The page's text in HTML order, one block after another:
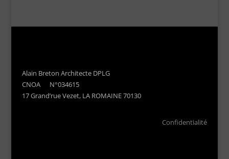
Alain Breton Architecte DPLG
CNOA N°034615
17 Grand’rue Vezet, LA ROMAINE 70130
Confidentialité